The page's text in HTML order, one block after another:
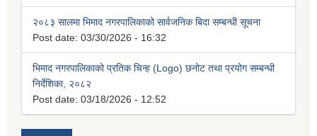
२०८३ सालमा भिमाद नगरपालिकाको सार्वजनिक बिदा सम्बन्धी सूचना
Post date: 03/30/2026 - 16:32
भिमाद नगरपालिकाको प्रतिक चिन्ह (Logo) छनोट तथा प्रयोग सम्बन्धी
निर्देशिका, २०८२
Post date: 03/18/2026 - 12:52